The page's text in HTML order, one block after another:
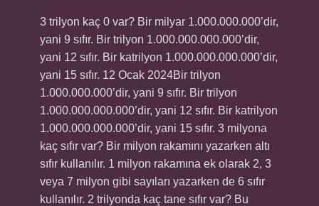
3 trilyon kaç 0 var? Bir milyar 1.000.000.000’dir,
yani 9 sıfır. Bir trilyon 1.000.000.000.000’dir,
yani 12 sıfır. Bir katrilyon 1.000.000.000.000’dir,
yani 15 sıfır. 12 Ocak 2024Bir trilyon
1.000.000.000’dir, yani 9 sıfır. Bir trilyon
1.000.000.000.000’dir, yani 12 sıfır. Bir katrilyon
1.000.000.000.000’dir, yani 15 sıfır. 3 milyona
kaç sıfır var? Bir milyon rakamını yazarken altı
sıfır kullanılır. 1 milyon rakamına ek olarak 2, 3
veya 7 milyon gibi sayıları yazarken de 6 sıfır
kullanılır. 2 trilyonda kaç tane sıfır var? Bu